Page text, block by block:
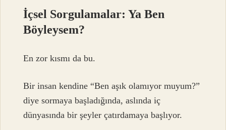
İçsel Sorgulamalar: Ya Ben
Böyleysem?
En zor kısmı da bu.
Bir insan kendine “Ben aşık olamıyor muyum?”
diye sormaya başladığında, aslında iç
dünyasında bir şeyler çatırdamaya başlıyor.